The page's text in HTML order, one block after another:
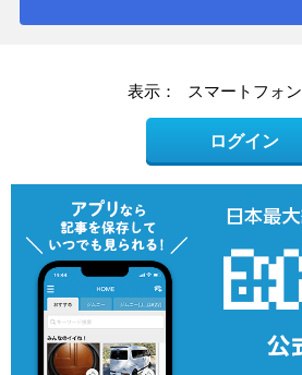
表示： スマートフォン
ログイン